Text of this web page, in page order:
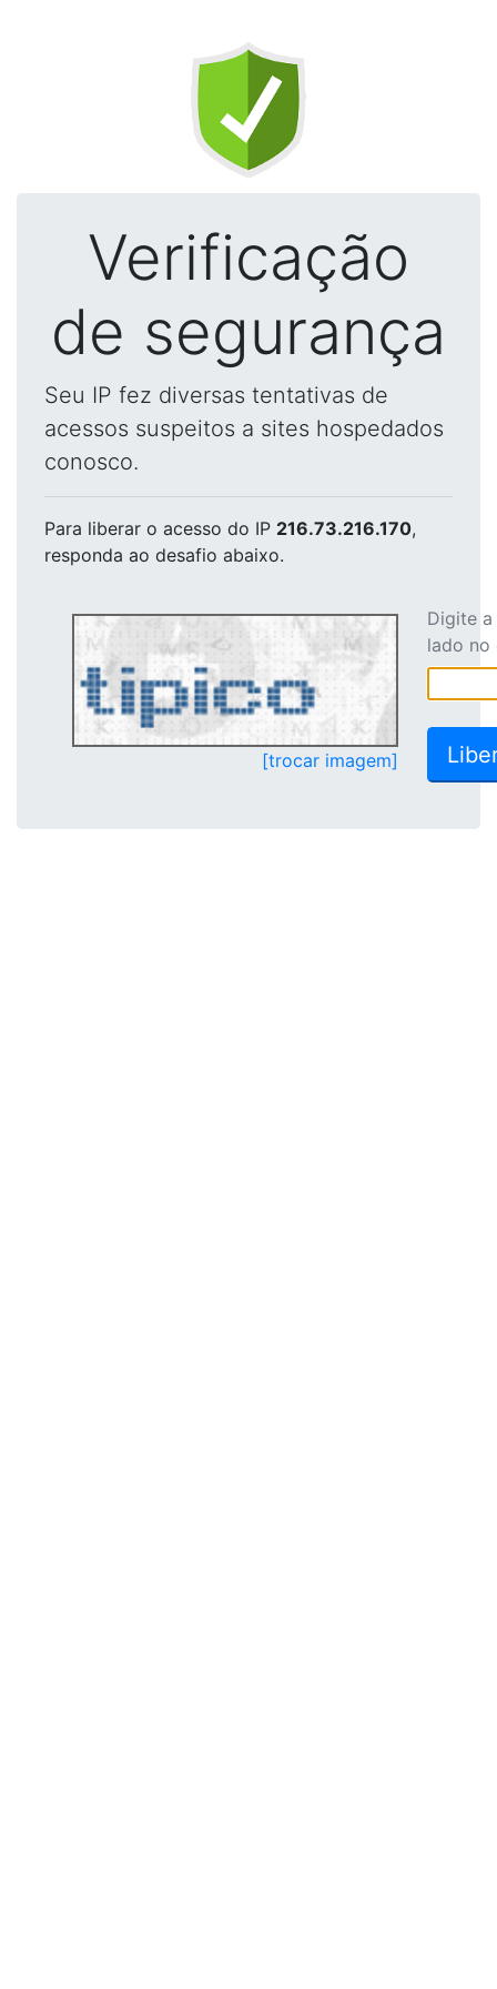
Verificação
de segurança
Seu IP fez diversas tentativas de
acessos suspeitos a sites hospedados
conosco.
Para liberar o acesso do IP 216.73.216.170,
responda ao desafio abaixo.
[trocar imagem]
Digite
lado no